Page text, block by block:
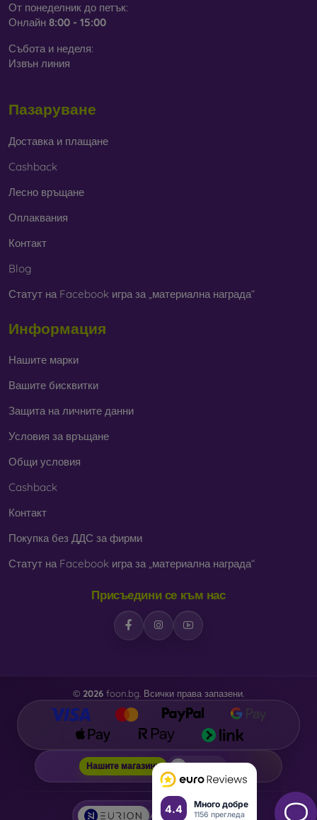
4.4 Много добре
1156 прегледа
От понеделник до петък:
Онлайн 8:00 - 15:00
Събота и неделя:
Извън линия
Пазаруване
Доставка и плащане
Cashback
Лесно връщане
Оплаквания
Контакт
Blog
Статут на Facebook игра за „материална награда“
Информация
Нашите марки
Вашите бисквитки
Защита на личните данни
Условия за връщане
Общи условия
Cashback
Контакт
Покупка без ДДС за фирми
Статут на Facebook игра за „материална награда“
Присъедини се към нас
© 2026 foon.bg. Всички права запазени.
Нашите магазини foon.bg
AI powered by Eurion